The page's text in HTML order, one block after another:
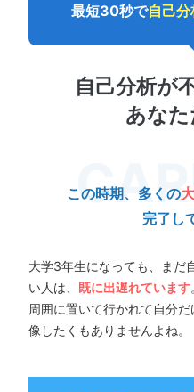
最短30秒で自己分
自己分析が
あなた
この時期、多くの
完了し
大学3年生になっても、まだ
い人は、 既に出遅れています
周囲に置いて行かれて自分
像したくもありませんよね。